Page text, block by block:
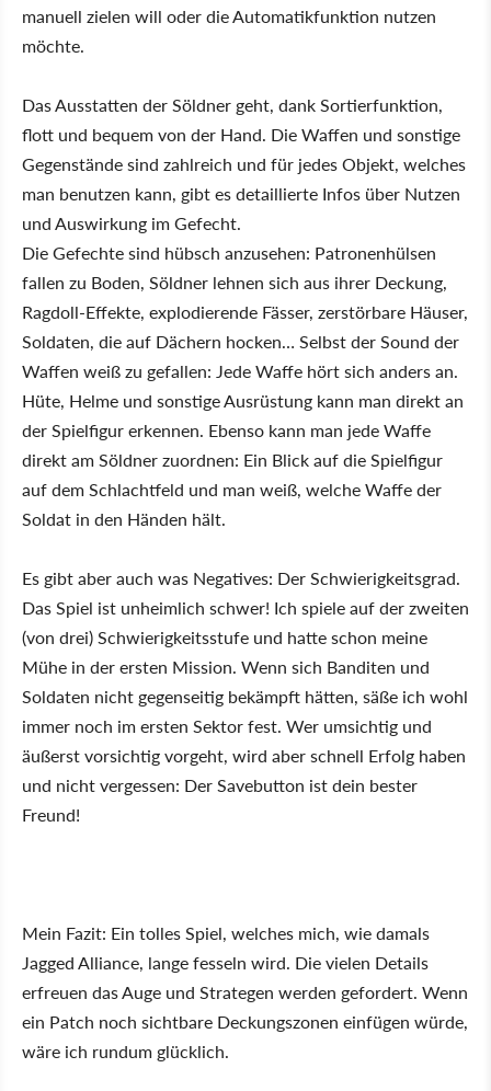
manuell zielen will oder die Automatikfunktion nutzen
möchte.
Das Ausstatten der Söldner geht, dank Sortierfunktion,
flott und bequem von der Hand. Die Waffen und sonstige
Gegenstände sind zahlreich und für jedes Objekt, welches
man benutzen kann, gibt es detaillierte Infos über Nutzen
und Auswirkung im Gefecht.
Die Gefechte sind hübsch anzusehen: Patronenhülsen
fallen zu Boden, Söldner lehnen sich aus ihrer Deckung,
Ragdoll-Effekte, explodierende Fässer, zerstörbare Häuser,
Soldaten, die auf Dächern hocken… Selbst der Sound der
Waffen weiß zu gefallen: Jede Waffe hört sich anders an.
Hüte, Helme und sonstige Ausrüstung kann man direkt an
der Spielfigur erkennen. Ebenso kann man jede Waffe
direkt am Söldner zuordnen: Ein Blick auf die Spielfigur
auf dem Schlachtfeld und man weiß, welche Waffe der
Soldat in den Händen hält.
Es gibt aber auch was Negatives: Der Schwierigkeitsgrad.
Das Spiel ist unheimlich schwer! Ich spiele auf der zweiten
(von drei) Schwierigkeitsstufe und hatte schon meine
Mühe in der ersten Mission. Wenn sich Banditen und
Soldaten nicht gegenseitig bekämpft hätten, säße ich wohl
immer noch im ersten Sektor fest. Wer umsichtig und
äußerst vorsichtig vorgeht, wird aber schnell Erfolg haben
und nicht vergessen: Der Savebutton ist dein bester
Freund!
Mein Fazit: Ein tolles Spiel, welches mich, wie damals
Jagged Alliance, lange fesseln wird. Die vielen Details
erfreuen das Auge und Strategen werden gefordert. Wenn
ein Patch noch sichtbare Deckungszonen einfügen würde,
wäre ich rundum glücklich.